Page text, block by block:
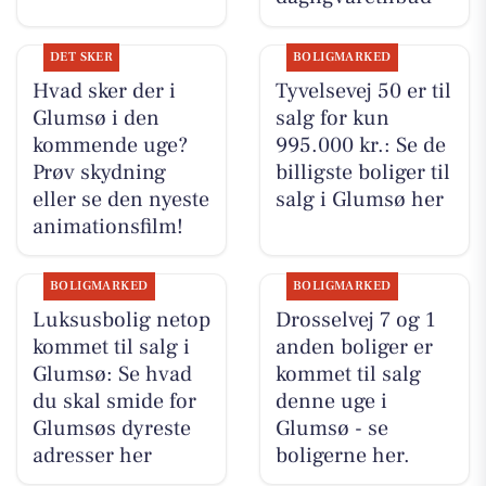
DET SKER
Hvad sker der i
Glumsø i den
kommende uge?
Prøv skydning
eller se den nyeste
animationsfilm!
BOLIGMARKED
Tyvelsevej 50 er til
salg for kun
995.000 kr.: Se de
billigste boliger til
salg i Glumsø her
BOLIGMARKED
Luksusbolig netop
kommet til salg i
Glumsø: Se hvad
du skal smide for
Glumsøs dyreste
adresser her
BOLIGMARKED
Drosselvej 7 og 1
anden boliger er
kommet til salg
denne uge i
Glumsø - se
boligerne her.